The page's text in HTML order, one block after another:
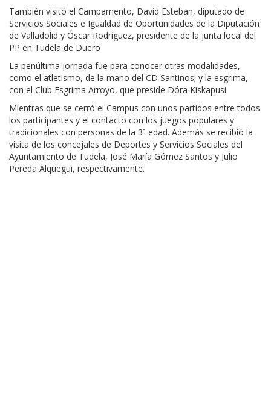
También visitó el Campamento, David Esteban, diputado de
Servicios Sociales e Igualdad de Oportunidades de la Diputación
de Valladolid y Óscar Rodríguez, presidente de la junta local del
PP en Tudela de Duero
La penúltima jornada fue para conocer otras modalidades,
como el atletismo, de la mano del CD Santinos; y la esgrima,
con el Club Esgrima Arroyo, que preside Dóra Kiskapusi.
Mientras que se cerró el Campus con unos partidos entre todos
los participantes y el contacto con los juegos populares y
tradicionales con personas de la 3ª edad. Además se recibió la
visita de los concejales de Deportes y Servicios Sociales del
Ayuntamiento de Tudela, José María Gómez Santos y Julio
Pereda Alquegui, respectivamente.